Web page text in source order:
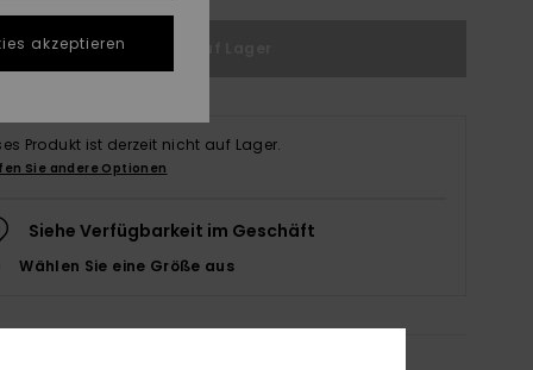
Produkt ist derzeit nicht auf Lager.
Sie andere Optionen
Siehe Verfügbarkeit im Geschäft
Wählen Sie eine Größe aus
akzeptieren